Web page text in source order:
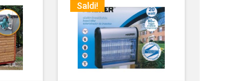
Saldi!